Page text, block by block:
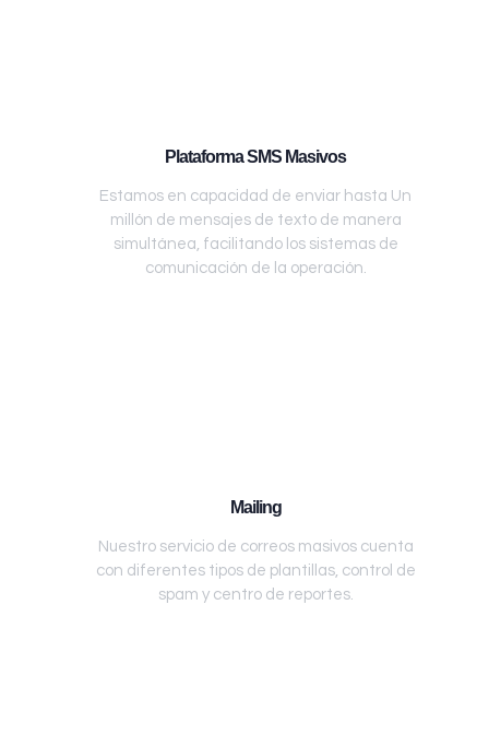
Plataforma SMS Masivos
Estamos en capacidad de enviar hasta Un
millón de mensajes de texto de manera
simultánea, facilitando los sistemas de
comunicación de la operación.
Mailing
Nuestro servicio de correos masivos cuenta
con diferentes tipos de plantillas, control de
spam y centro de reportes.